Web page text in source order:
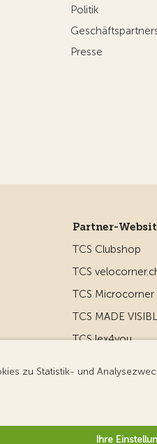
Politik
Presse
Partner-
TCS Clubshop
TCS
TCS Microcorner
TCS MADE
TCS lex4you